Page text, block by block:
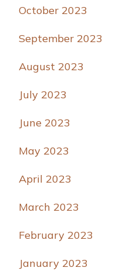
October 2023
September 2023
August 2023
July 2023
June 2023
May 2023
April 2023
March 2023
February 2023
January 2023